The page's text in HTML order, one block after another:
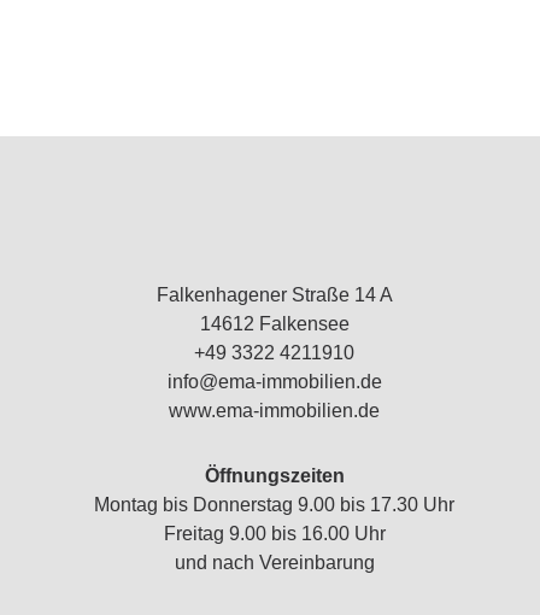
Falkenhagener Straße 14 A
14612 Falkensee
+49 3322 4211910
info@ema-immobilien.de
www.ema-immobilien.de
Öffnungszeiten
Montag bis Donnerstag 9.00 bis 17.30 Uhr
Freitag 9.00 bis 16.00 Uhr
und nach Vereinbarung